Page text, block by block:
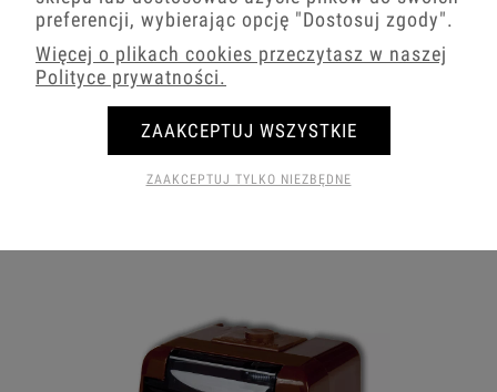
Karlik Junior brązowe włączniki
preferencji, wybierając opcję "Dostosuj zgody".
Więcej o plikach cookies przeczytasz w naszej
Polityce prywatności.
ZAAKCEPTUJ TYLKO NIEZBĘDNE
ZAAKCEPTUJ WSZYSTKIE